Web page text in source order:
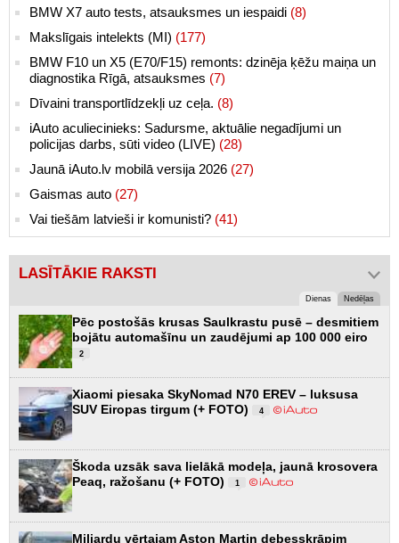
BMW X7 auto tests, atsauksmes un iespaidi (8)
Makslīgais intelekts (MI) (177)
BMW F10 un X5 (E70/F15) remonts: dzinēja ķēžu maiņa un
diagnostika Rīgā, atsauksmes (7)
Dīvaini transportlīdzekļi uz ceļa. (8)
iAuto aculiecinieks: Sadursme, aktuālie negadījumi un
policijas darbs, sūti video (LIVE) (28)
Jaunā iAuto.lv mobilā versija 2026 (27)
Gaismas auto (27)
Vai tiešām latvieši ir komunisti? (41)
LASĪTĀKIE RAKSTI
Dienas Nedēļas
Pēc postošās krusas Saulkrastu pusē – desmitiem
bojātu automašīnu un zaudējumi ap 100 000 eiro
2
Xiaomi piesaka SkyNomad N70 EREV – luksusa
SUV Eiropas tirgum (+ FOTO)
4
Škoda uzsāk sava lielākā modeļa, jaunā krosovera
Peaq, ražošanu (+ FOTO)
1
Miljardu vērtajam Aston Martin debesskrāpim